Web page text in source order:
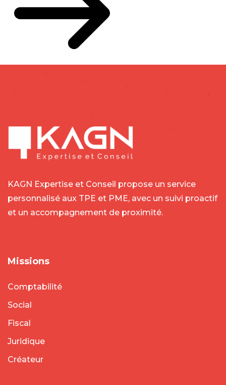
KAGN Expertise et Conseil propose un service
personnalisé aux TPE et PME, avec un suivi proactif
et un accompagnement de proximité.
Missions
Comptabilité
Social
Fiscal
Juridique
Créateur